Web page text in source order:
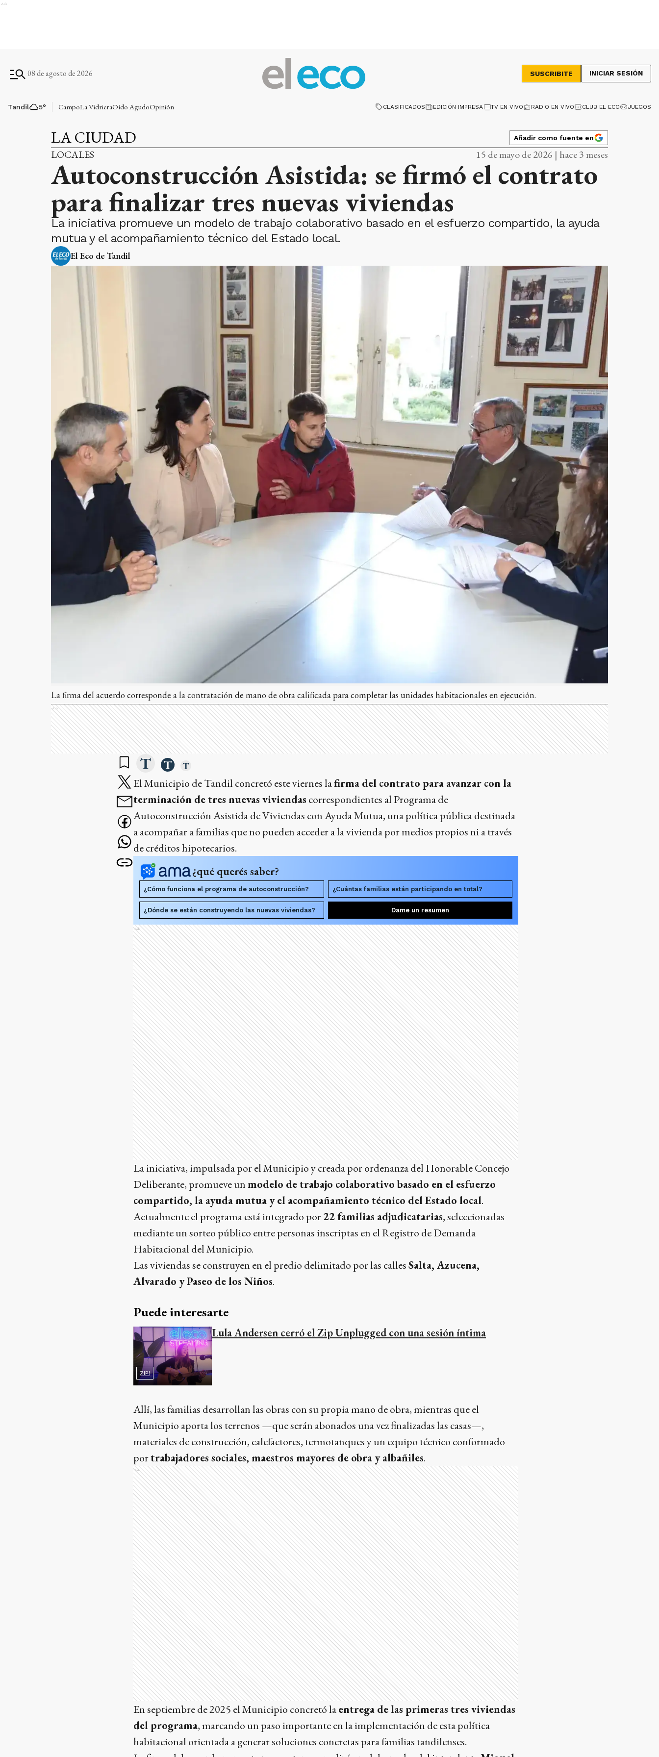
Ads
08 de agosto de 2026 SUSCRIBITE INICIAR SESIÓN
Tandil 5° CampoLa VidrieraOído AgudoOpinión CLASIFICADOS EDICIÓN IMPRESA TV EN VIVO RADIO EN VIVO CLUB EL ECO JUEGOS
LA CIUDAD Añadir como fuente en
LOCALES 15 de mayo de 2026 | hace 3 meses
Autoconstrucción Asistida: se firmó el contrato
para finalizar tres nuevas viviendas
La iniciativa promueve un modelo de trabajo colaborativo basado en el esfuerzo compartido, la ayuda
mutua y el acompañamiento técnico del Estado local.
El Eco de Tandil
La firma del acuerdo corresponde a la contratación de mano de obra calificada para completar las unidades habitacionales en ejecución.
Ads
El Municipio de Tandil concretó este viernes lafirma del contrato para avanzar con la
terminación de tres nuevas viviendas correspondientes al Programa de
Autoconstrucción Asistida de Viviendas con Ayuda Mutua, una política pública destinada
a acompañar a familias que no pueden acceder a la vivienda por medios propios ni a través
de créditos hipotecarios.
¿qué querés saber?
¿Cómo funciona el programa de autoconstrucción? ¿Cuántas familias están participando en total?
¿Dónde se están construyendo las nuevas viviendas? Dame un resumen
Ads
La iniciativa, impulsada por el Municipio y creada por ordenanza del Honorable Concejo
Deliberante, promueve unmodelo de trabajo colaborativo basado en el esfuerzo
compartido, la ayuda mutua y el acompañamiento técnico del Estado local.
Actualmente el programa está integrado por22 familias adjudicatarias, seleccionadas
mediante un sorteo público entre personas inscriptas en el Registro de Demanda
Habitacional del Municipio.
Las viviendas se construyen en el predio delimitado por las callesSalta, Azucena,
Alvarado y Paseo de los Niños.
Puede interesarte
ZIP!
Lula Andersen cerró el Zip Unplugged con una sesión íntima
Allí, las familias desarrollan las obras con su propia mano de obra, mientras que el
Municipio aporta los terrenos —que serán abonados una vez finalizadas las casas—,
materiales de construcción, calefactores, termotanques y un equipo técnico conformado
portrabajadores sociales, maestros mayores de obra y albañiles.
Ads
En septiembre de 2025 el Municipio concretó laentrega de las primeras tres viviendas
del programa, marcando un paso importante en la implementación de esta política
habitacional orientada a generar soluciones concretas para familias tandilenses.